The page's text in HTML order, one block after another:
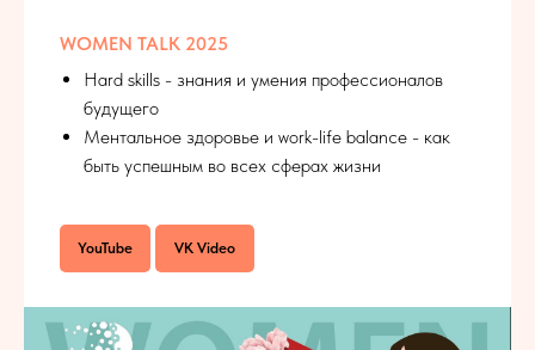
WOMEN TALK 2025
Hard skills - знания и умения профессионалов
будущего
Ментальное здоровье и work-life balance - как
быть успешным во всех сферах жизни
YouTube VK Video